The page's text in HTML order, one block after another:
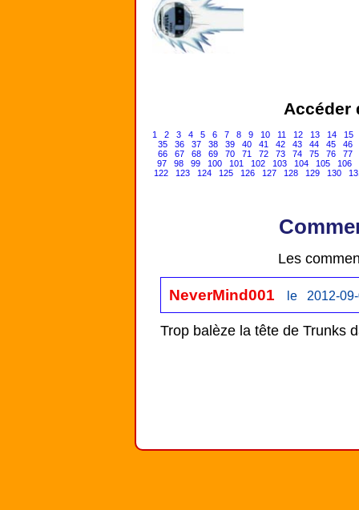
Accéder
1 2 3 4 5 6 7 8 9 10 11 12 13 14
15
35
36 37 38 39 40 41 42 43 44 45
46
66
67 68 69 70 71 72 73 74 75 76
77
97
98 99 100 101 102 103 104 105
106
122
123 124 125 126 127 128 129 130
Les
NeverMind001 le 2012-
Trop balèze la tête de Trunks